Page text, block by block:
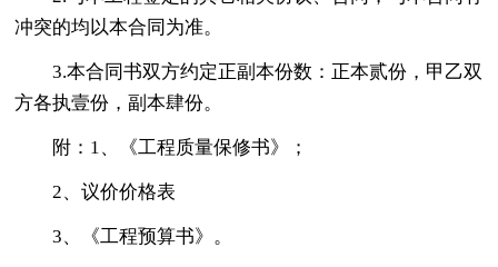
冲突的均以本合同为准。
3.本合同书双方约定正副本份数：正本贰份，甲乙双
方各执壹份，副本肆份。
附：1、《工程质量保修书》；
2、议价价格表
3、《工程预算书》。